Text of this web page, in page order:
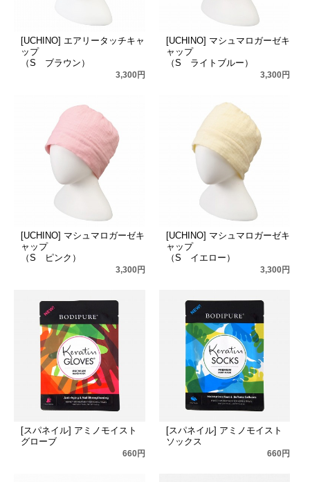
[UCHINO] エアリータッチキャ
ップ
（S ブラウン）
3,300円
[UCHINO] マシュマロガーゼキ
ャップ
（S ライトブルー）
3,300円
[UCHINO] マシュマロガーゼキ
ャップ
（S ピンク）
3,300円
[UCHINO] マシュマロガーゼキ
ャップ
（S イエロー）
3,300円
[スパネイル] アミノモイスト
グローブ
660円
[スパネイル] アミノモイスト
ソックス
660円